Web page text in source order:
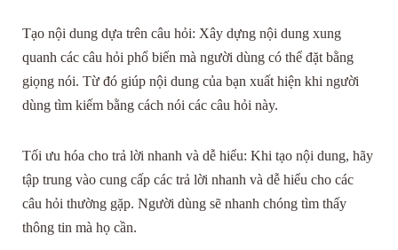
Tạo nội dung dựa trên câu hỏi: Xây dựng nội dung xung
quanh các câu hỏi phổ biến mà người dùng có thể đặt bằng
giọng nói. Từ đó giúp nội dung của bạn xuất hiện khi người
dùng tìm kiếm bằng cách nói các câu hỏi này.
Tối ưu hóa cho trả lời nhanh và dễ hiểu: Khi tạo nội dung, hãy
tập trung vào cung cấp các trả lời nhanh và dễ hiểu cho các
câu hỏi thường gặp. Người dùng sẽ nhanh chóng tìm thấy
thông tin mà họ cần.